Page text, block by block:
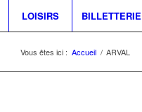
LOISIRS BILLETTERIE
Vous êtes ici : Accueil / ARVAL